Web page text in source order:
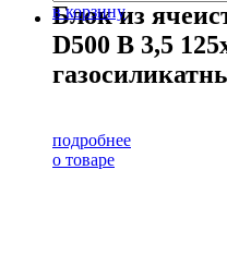
в корзину
Блок из
D500 В 3,5
подробнее
о товаре